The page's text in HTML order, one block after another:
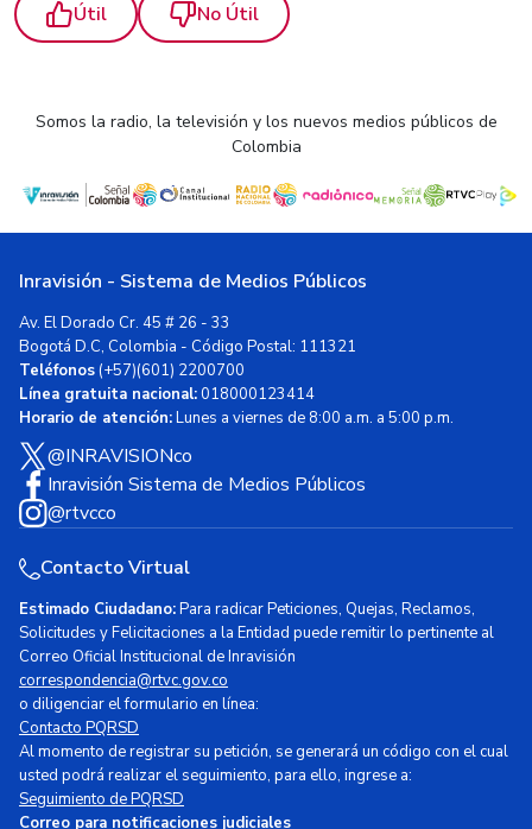
Útil No Útil
Somos la radio, la televisión y los nuevos medios públicos de
Colombia
Inravisión - Sistema de Medios Públicos
Av. El Dorado Cr. 45 # 26 - 33
Bogotá D.C, Colombia - Código Postal: 111321
Teléfonos(+57)(601) 2200700
Línea gratuita nacional:018000123414
Horario de atención:Lunes a viernes de 8:00 a.m. a 5:00 p.m.
@INRAVISIONco
Inravisión Sistema de Medios Públicos
@rtvcco
Contacto Virtual
Estimado Ciudadano:Para radicar Peticiones, Quejas, Reclamos,
Solicitudes y Felicitaciones a la Entidad puede remitir lo pertinente al
Correo Oficial Institucional de Inravisión
correspondencia@rtvc.gov.co
o diligenciar el formulario en línea:
Contacto PQRSD
Al momento de registrar su petición, se generará un código con el cual
usted podrá realizar el seguimiento, para ello, ingrese a:
Seguimiento de PQRSD
Correo para notificaciones judiciales